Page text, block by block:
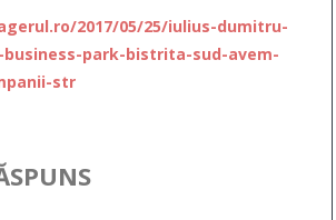
2017/05/25/iulius-dumitru-
park-bistrita-sud-avem-
str